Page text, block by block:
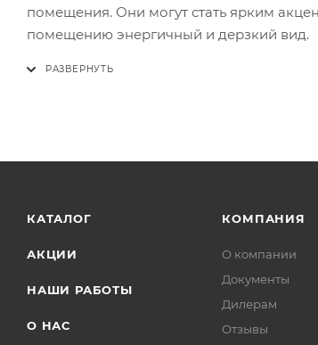
помещения. Они могут стать ярким
помещению энергичный и дерзкий вид.
КАТАЛОГ
АКЦИИ
НАШИ РАБОТЫ
О НАС
КОМПАНИЯ
О компании
Документы
Дилерам
Отзывы